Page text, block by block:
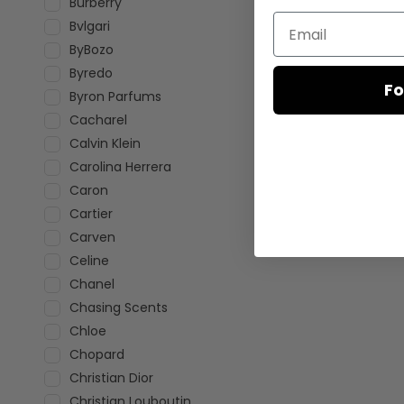
Bvlgari
ByBozo
Byredo
Byron Parfums
Cacharel
Calvin Klein
Carolina Herrera
Caron
Cartier
Carven
Celine
Chanel
Chasing Scents
Chloe
Chopard
Christian Dior
Email